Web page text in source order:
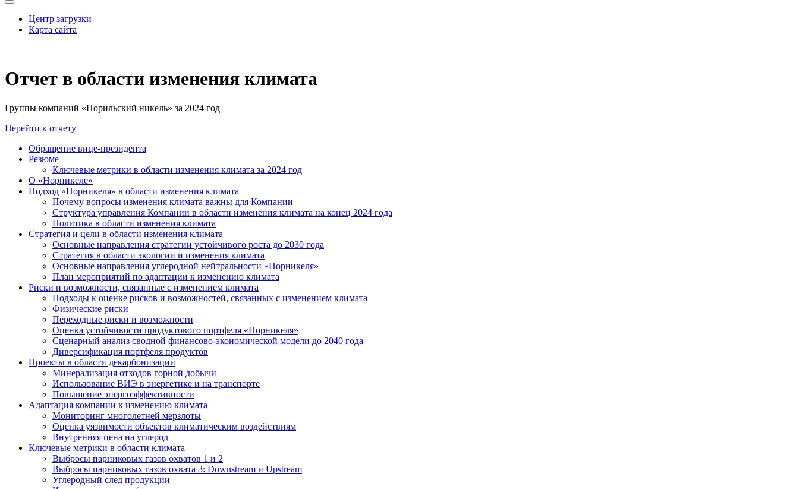
Центр загрузки
Карта сайта
Отчет в области изменения климата
Группы компаний «Норильский никель» за 2024 год
Перейти к отчету
Обращение вице-президента
Резюме
Ключевые метрики в области изменения климата за 2024 год
О «Норникеле»
Подход «Норникеля» в области изменения климата
Почему вопросы изменения климата важны для Компании
Структура управления Компании в области изменения климата на конец 2024 года
Политика в области изменения климата
Стратегия и цели в области изменения климата
Основные направления стратегии устойчивого роста до 2030 года
Стратегия в области экологии и изменения климата
Основные направления углеродной нейтральности «Норникеля»
План мероприятий по адаптации к изменению климата
Риски и возможности, связанные с изменением климата
Подходы к оценке рисков и возможностей, связанных с изменением климата
Физические риски
Переходные риски и возможности
Оценка устойчивости продуктового портфеля «Норникеля»
Сценарный анализ сводной финансово-экономической модели до 2040 года
Диверсификация портфеля продуктов
Проекты в области декарбонизации
Минерализация отходов горной добычи
Использование ВИЭ в энергетике и на транспорте
Повышение энергоэффективности
Адаптация компании к изменению климата
Мониторинг многолетней мерзлоты
Оценка уязвимости объектов климатическим воздействиям
Внутренняя цена на углерод
Ключевые метрики в области климата
Выбросы парниковых газов охватов 1 и 2
Выбросы парниковых газов охвата 3: Downstream и Upstream
Углеродный след продукции